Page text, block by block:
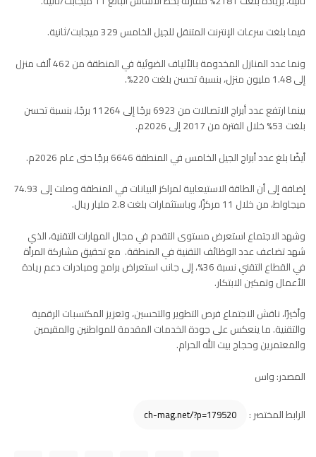
فيما بلغت سرعات الإنترنت المتنقل للجيل الخامس 329 ميجابت/ثانية.
ونما عدد المنازل المخدومة بالألياف الضوئية في المنطقة من 462 ألف منزل
إلى 1.48 مليون منزل، بنسبة تحسن بلغت 220%.
بينما ارتفع عدد أبراج الاتصالات من 6923 برجًا إلى 11264 برجًا، بنسبة تحسن
بلغت 53% خلال الفترة من 2017 إلى 2026م.
أيضًا بلغ عدد أبراج الجيل الخامس في المنطقة 6646 برجًا حتى عام 2026م.
إضافة إلى أن الطاقة الاستيعابية لمراكز البيانات في المنطقة وصلت إلى 74.93
ميجاواط، من خلال 11 مركزًا، وباستثمارات بلغت 2.8 مليار ريال.
وشهد الاجتماع استعرض مستوى التقدم في مجال المهارات التقنية، الذي
شهد تضاعف عدد الوظائف التقنية في المنطقة. مع تحقيق مشاركة المرأة
في القطاع التقني نسبة 36%، إلى جانب استعراض برامج ومبادرات دعم ريادة
الأعمال وتمكين الابتكار.
وأخيرًا، ناقش الاجتماع فرص التطوير والتحسين، وتعزيز المكتسبات الرقمية
والتقنية. ما ينعكس على جودة الخدمات المقدمة للمواطنين والمقيمين
والمعتمرين وحجاج بيت الله الحرام.
المصدر: واس
الرابط المختصر :